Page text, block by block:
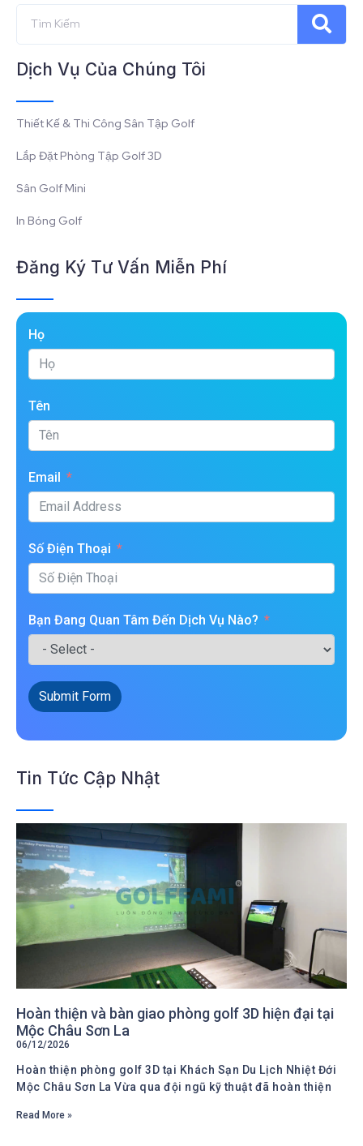
Dịch Vụ Của Chúng Tôi
Thiết Kế & Thi Công Sân Tập Golf
Lắp Đặt Phòng Tập Golf 3D
Sân Golf Mini
In Bóng Golf
Đăng Ký Tư Vấn Miễn Phí
Họ
Tên
Email
Số Điện Thoại
Bạn Đang Quan Tâm Đến Dịch Vụ Nào?
Submit Form
Tin Tức Cập Nhật
Hoàn thiện và bàn giao phòng golf 3D hiện đại tại
Mộc Châu Sơn La
06/12/2026
Hoàn thiện phòng golf 3D tại Khách Sạn Du Lịch Nhiệt Đới
Mộc Châu Sơn La Vừa qua đội ngũ kỹ thuật đã hoàn thiện
Read More »